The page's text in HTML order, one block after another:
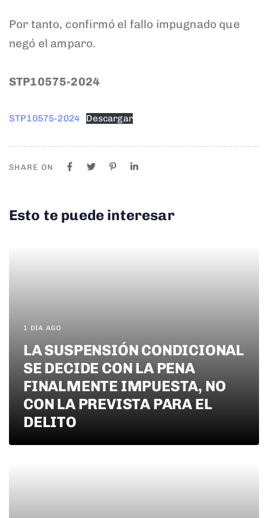
Por tanto, confirmó el fallo impugnado que
negó el amparo.
STP10575-2024
STP10575-2024 Descargar
SHARE ON
Esto te puede interesar
1 DÍA AGO
LA SUSPENSIÓN CONDICIONAL
SE DECIDE CON LA PENA
FINALMENTE IMPUESTA, NO
CON LA PREVISTA PARA EL
DELITO